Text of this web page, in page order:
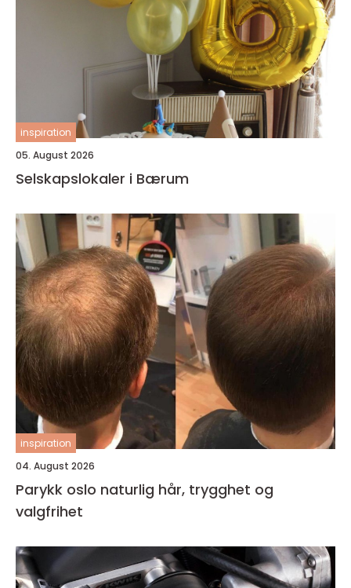
inspiration
05. August 2026
Selskapslokaler i Bærum
inspiration
04. August 2026
Parykk oslo naturlig hår, trygghet og
valgfrihet